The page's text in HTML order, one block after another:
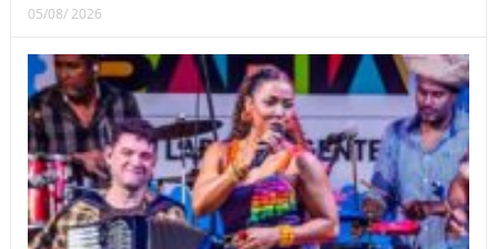
05/08/ 2026